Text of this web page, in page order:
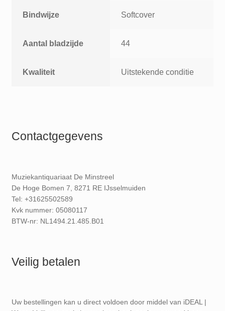
Bindwijze Softcover
Aantal bladzijde 44
Kwaliteit Uitstekende conditie
Contactgegevens
Muziekantiquariaat De Minstreel
De Hoge Bomen 7, 8271 RE IJsselmuiden
Tel: +31625502589
Kvk nummer: 05080117
BTW-nr: NL1494.21.485.B01
Veilig betalen
Uw bestellingen kan u direct voldoen door middel van iDEAL |